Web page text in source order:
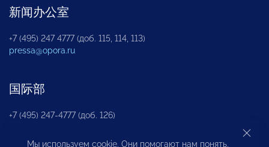
新闻办公室
+7 (495) 247 4777 (доб. 115, 114, 113)
pressa@opora.ru
国际部
+7 (495) 247-4777 (доб. 126)
Мы используем cookie. Они помогают нам понять,